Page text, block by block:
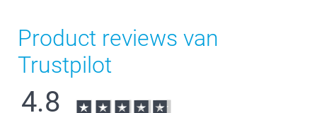
Product reviews van
Trustpilot
4.8